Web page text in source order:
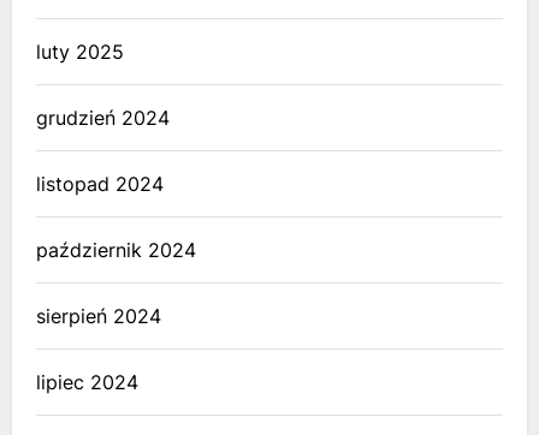
luty 2025
grudzień 2024
listopad 2024
październik 2024
sierpień 2024
lipiec 2024